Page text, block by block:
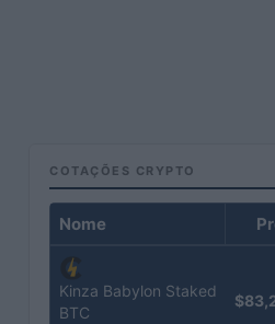
COTAÇÕES CRYPTO
Nome
Kinza Babylon Staked
BTC